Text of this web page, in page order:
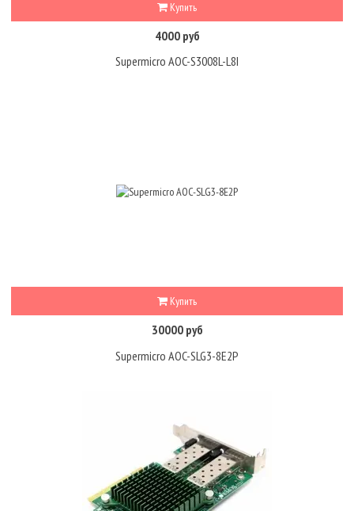
Купить
4000 руб
Supermicro AOC-S3008L-L8I
Купить
30000 руб
Supermicro AOC-SLG3-8E2P